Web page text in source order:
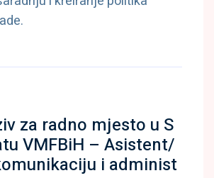
za radno mjesto u S
VMFBiH – Asistent/
i administ